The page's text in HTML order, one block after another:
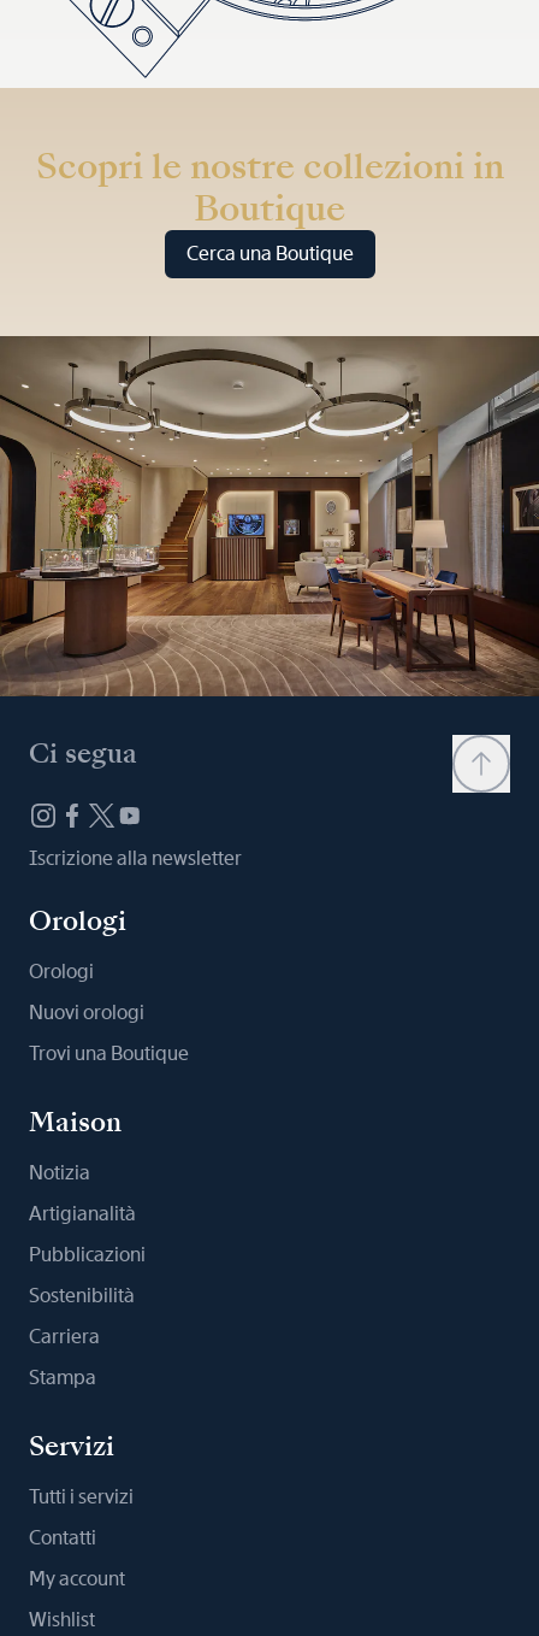
Scopri le nostre collezioni in
Boutique
Cerca una Boutique
Ci segua
Iscrizione alla newsletter
Orologi
Orologi
Nuovi orologi
Trovi una Boutique
Maison
Notizia
Artigianalità
Pubblicazioni
Sostenibilità
Carriera
Stampa
Servizi
Tutti i servizi
Contatti
My account
Wishlist